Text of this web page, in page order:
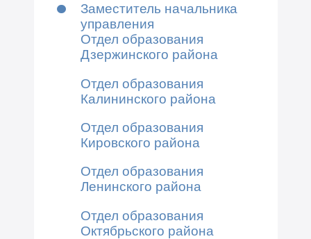
Заместитель начальника
управления
Отдел образования
Дзержинского района
Отдел образования
Калининского района
Отдел образования
Кировского района
Отдел образования
Ленинского района
Отдел образования
Октябрьского района